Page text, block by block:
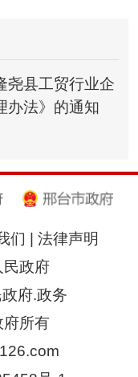
尧县工贸行业企
办法》的通知
们
法律声明
民政府
府.政务
府所有